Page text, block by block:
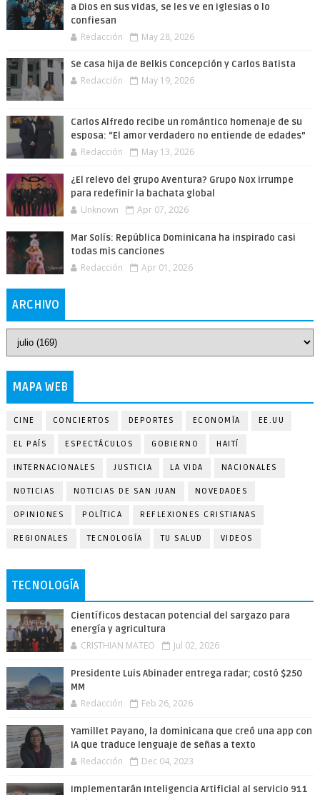
a Dios en sus vidas, se les ve en iglesias o lo
confiesan
Redacción May 28, 2026
Se casa hija de Belkis Concepción y Carlos Batista
Redacción May 19, 2026
Carlos Alfredo recibe un romántico homenaje de su
esposa: “El amor verdadero no entiende de edades”
Redacción May 13, 2026
¿El relevo del grupo Aventura? Grupo Nox irrumpe
para redefinir la bachata global
Unknown Apr 07, 2026
Mar Solís: República Dominicana ha inspirado casi
todas mis canciones
Redacción Apr 01, 2026
ARCHIVO
MAPA WEB
CINE CONCIERTOS DEPORTES ECONOMÍA EE.UU
EL PAÍS ESPECTÁCULOS GOBIERNO HAITÍ
INTERNACIONALES JUSTICIA LA VIDA NACIONALES
NOTICIAS NOTICIAS DE SAN JUAN NOVEDADES
OPINIONES POLÍTICA REFLEXIONES CRISTIANAS
REGIONALES TECNOLOGÍA TU SALUD VIDEOS
TECNOLOGÍA
Científicos destacan potencial del sargazo para
energía y agricultura
CRISTHIAN MATEO Jul 02, 2026
Presidente Luis Abinader entrega radar; costó $250
MM
Redacción Feb 26, 2026
Yamillet Payano, la dominicana que creó una app con
IA que traduce lenguaje de señas a texto
Redacción Dec 04, 2023
Implementarán Inteligencia Artificial al servicio 911